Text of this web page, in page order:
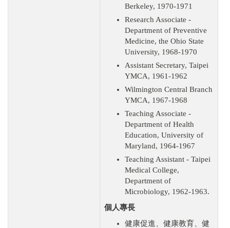
Berkeley, 1970-1971
Research Associate -
Department of Preventive
Medicine, the Ohio State
University, 1968-1970
Assistant Secretary, Taipei
YMCA, 1961-1962
Wilmington Central Branch
YMCA, 1967-1968
Teaching Associate -
Department of Health
Education, University of
Maryland, 1964-1967
Teaching Assistant - Taipei
Medical College,
Department of
Microbiology, 1962-1963.
個人專長
健康促進、健康教育、健